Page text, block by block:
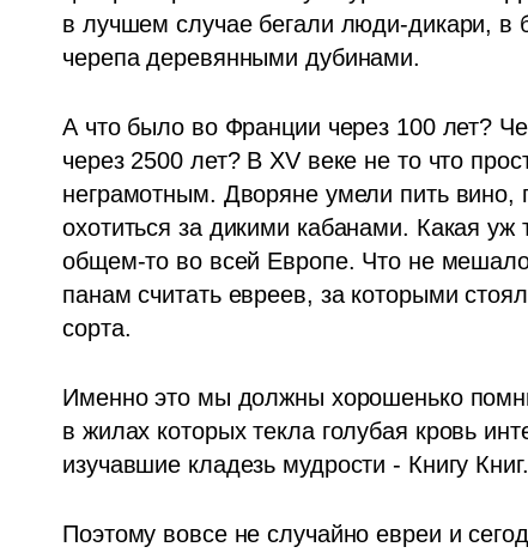
в лучшем случае бегали люди-дикари, в
черепа деревянными дубинами.
А что было во Франции через 100 лет?
через 2500 лет? В XV веке не то что
неграмотным. Дворяне умели пить вино,
охотиться за дикими кабанами. Какая
общем-то во всей Европе. Что не
панам считать евреев, за которыми
сорта.
Именно это мы должны хорошенько
в жилах которых текла голубая кровь
изучавшие кладезь мудрости - Книгу Книг.
Поэтому вовсе не случайно евреи и